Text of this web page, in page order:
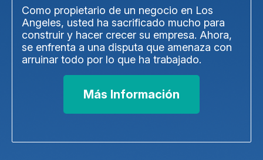
Como propietario de un negocio en Los
Angeles, usted ha sacrificado mucho para
construir y hacer crecer su empresa. Ahora,
se enfrenta a una disputa que amenaza con
arruinar todo por lo que ha trabajado.
Más Información